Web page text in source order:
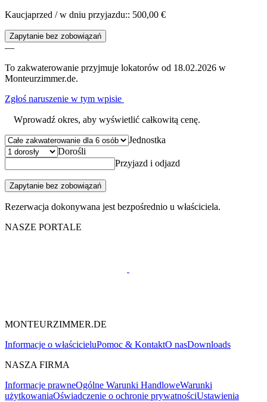
Kaucjaprzed / w dniu przyjazdu:: 500,00 €
Zapytanie bez zobowiązań
—
To zakwaterowanie przyjmuje lokatorów od 18.02.2026 w
Monteurzimmer.de.
Zgłoś naruszenie w tym wpisie
Wprowadź okres, aby wyświetlić całkowitą cenę.
Jednostka
Dorośli
Przyjazd i odjazd
Zapytanie bez zobowiązań
Rezerwacja dokonywana jest bezpośrednio u właściciela.
NASZE PORTALE
MONTEURZIMMER.DE
Informacje o właścicieluPomoc & KontaktO nasDownloads
NASZA FIRMA
Informacje prawneOgólne Warunki HandloweWarunki
użytkowaniaOświadczenie o ochronie prywatnościUstawienia